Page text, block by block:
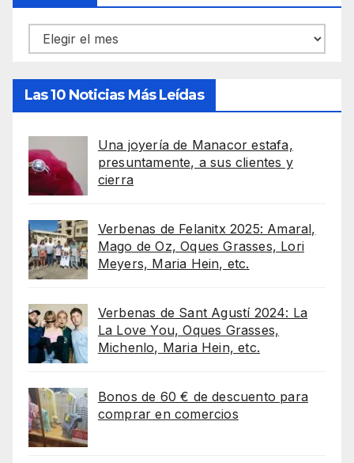
Archivos
Las 10 Noticias Más Leídas
Una joyería de Manacor estafa,
presuntamente, a sus clientes y
cierra
Verbenas de Felanitx 2025: Amaral,
Mago de Oz, Oques Grasses, Lori
Meyers, Maria Hein, etc.
Verbenas de Sant Agustí 2024: La
La Love You, Oques Grasses,
Michenlo, Maria Hein, etc.
Bonos de 60 € de descuento para
comprar en comercios